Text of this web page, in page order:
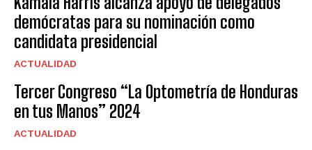
demócratas para su nominación como
candidata presidencial
ACTUALIDAD
Tercer Congreso “La Optometría de Honduras
en tus Manos” 2024
ACTUALIDAD